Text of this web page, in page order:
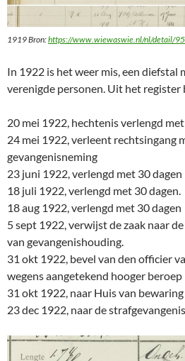
1919 Bron:https://www.wiewaswie.nl/nl/detail/
In 1922 is het weer mis, een diefstal
verenigde personen. Uit het register
20 mei 1922, hechtenis verlengd
24 mei 1922, verleent rechtsingang
gevangenisneming
23 juni 1922, verlengd met 30 dagen
18 juli 1922, verlengd met 30 dagen.
18 aug 1922, verlengd met 30 dagen
5 sept 1922, verwijst de zaak naar
van gevangenishouding.
31 okt 1922, bevel van den officier
wegens aangetekend hooger beroep
31 okt 1922, naar Huis van bewaring
23 dec 1922, naar de